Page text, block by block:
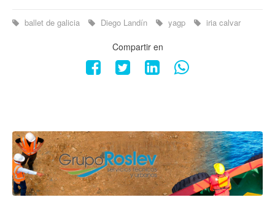
ballet de galicia Diego Landín yagp iria calvar
Compartir en